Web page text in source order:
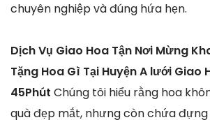
chuyên nghiệp và đúng hứa hẹn.
Dịch Vụ Giao Hoa Tận Nơi Mừng
Tặng Hoa Gì Tại Huyện A lưới Giao
45Phút Chúng tôi hiểu rằng hoa
quà đẹp mắt, nhưng còn chứa